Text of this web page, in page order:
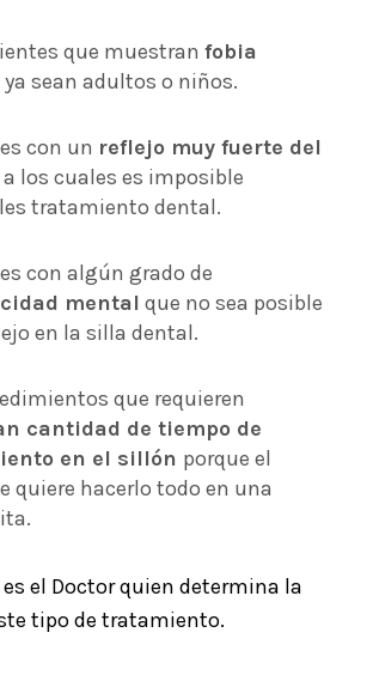
que muestran fobia
ya sean adultos o niños.
con un reflejo muy fuerte del
a los cuales es imposible
tratamiento dental.
con algún grado de
mental que no sea posible
en la silla dental.
que requieren
cantidad de tiempo de
en el sillón porque el
quiere hacerlo todo en una
el Doctorquien determina la
tipo de tratamiento.